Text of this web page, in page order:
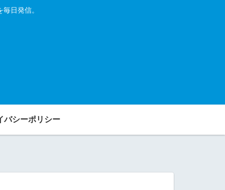
日発信。
バシーポリシー